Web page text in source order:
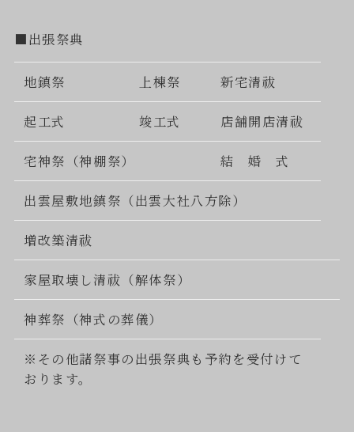
■出張祭典
地鎮祭 上棟祭 新宅清祓
起工式 竣工式 店舗開店清祓
宅神祭（神棚祭） 結 婚 式
出雲屋敷地鎮祭（出雲大社八方除）
増改築清祓
家屋取壊し清祓（解体祭）
神葬祭（神式の葬儀）
※その他諸祭事の出張祭典も予約を受付けて
おります。